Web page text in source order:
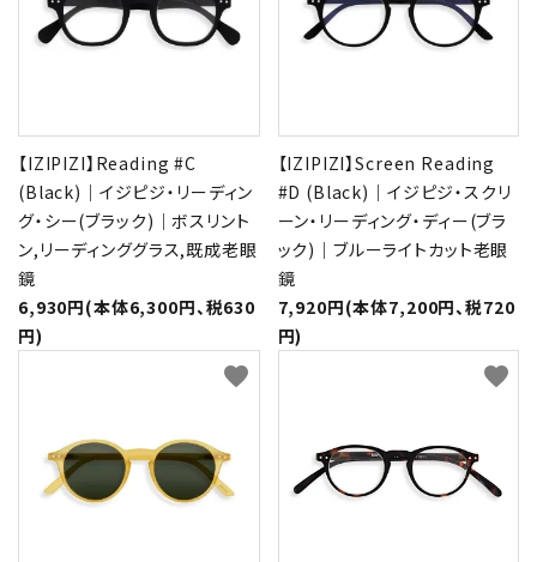
【IZIPIZI】Reading #C
(Black)｜イジピジ・リーディン
グ・シー(ブラック)｜ボスリント
ン,リーディンググラス,既成老眼
鏡
6,930円(本体6,300円、税630
円)
【IZIPIZI】Screen Reading
#D (Black)｜イジピジ・スクリ
ーン・リーディング・ディー(ブラ
ック)｜ブルーライトカット老眼
鏡
7,920円(本体7,200円、税720
円)
favorite favorite